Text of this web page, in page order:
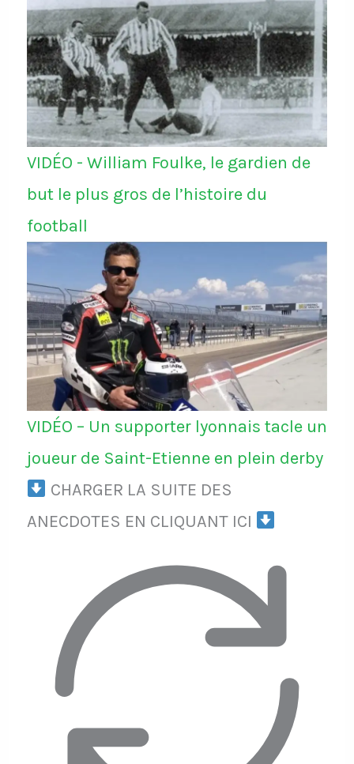
VIDÉO - William Foulke, le gardien de
but le plus gros de l’histoire du
football
VIDÉO – Un supporter lyonnais tacle un
joueur de Saint-Etienne en plein derby
CHARGER LA SUITE DES
ANECDOTES EN CLIQUANT ICI